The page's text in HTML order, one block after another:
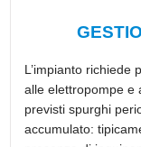
L’impianto richiede
alle elettropompe e
previsti spurghi
accumulato: